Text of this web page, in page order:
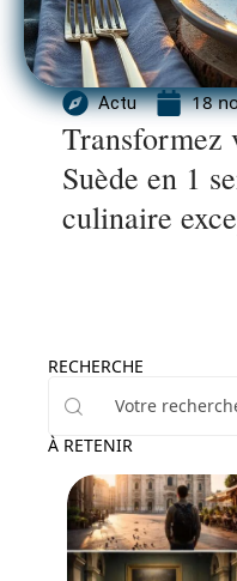
Actu 18
Transformez
Suède en 1
culinaire
RECHERCHE
À RETENIR